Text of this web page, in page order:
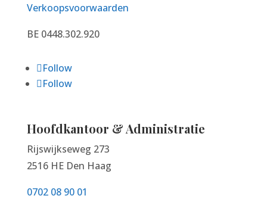
Verkoopsvoorwaarden
BE 0448.302.920
Follow
Follow
Hoofdkantoor & Administratie
Rijswijkseweg 273
2516 HE Den Haag
0702 08 90 01